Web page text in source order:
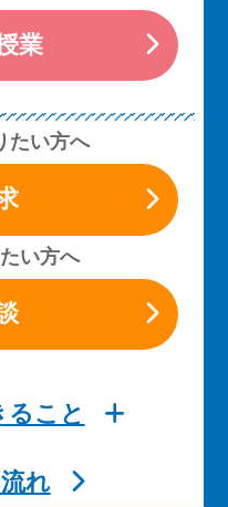
業
たい方へ
い方へ
ること
れ